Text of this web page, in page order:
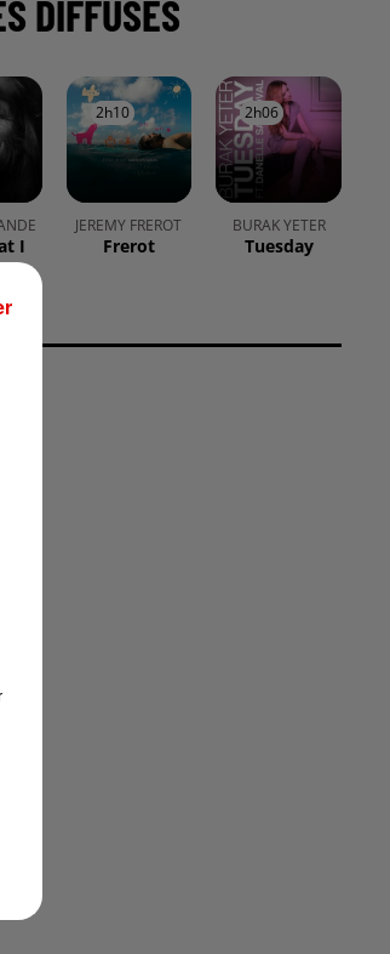
DIFFUSÉS
I
2h10
2h10
JEREMY FREROT
Frerot
2h06
2h06
BURAK YETER
Tuesday